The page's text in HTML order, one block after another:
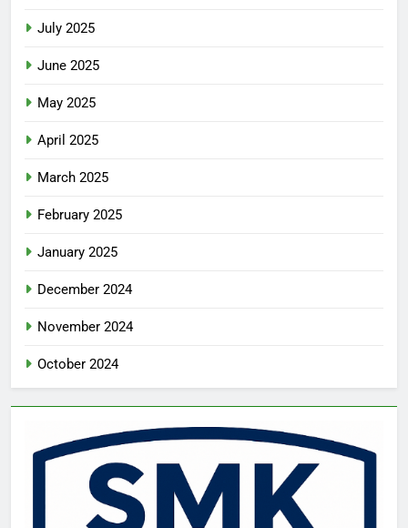
July 2025
June 2025
May 2025
April 2025
March 2025
February 2025
January 2025
December 2024
November 2024
October 2024